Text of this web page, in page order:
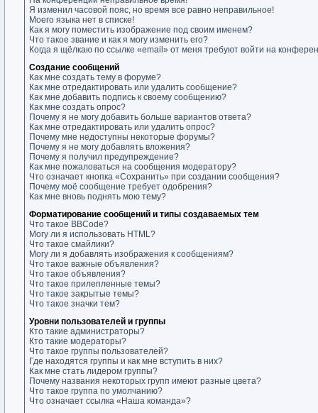
Я изменил часовой пояс, но время все равно неправильное!
Моего языка нет в списке!
Как я могу поместить изображение под своим именем?
Что такое звание и как я могу изменить его?
Когда я щёлкаю по ссылке «email» от меня требуют войти на
Создание сообщений
Как мне создать тему в форуме?
Как мне отредактировать или удалить сообщение?
Как мне добавить подпись к своему сообщению?
Как мне создать опрос?
Почему я не могу добавить больше вариантов ответа?
Как мне отредактировать или удалить опрос?
Почему мне недоступны некоторые форумы?
Почему я не могу добавлять вложения?
Почему я получил предупреждение?
Как мне пожаловаться на сообщения модератору?
Что означает кнопка «Сохранить» при создании сообщения?
Почему моё сообщение требует одобрения?
Как мне вновь поднять мою тему?
Форматирование сообщений и типы создаваемых тем
Что такое BBCode?
Могу ли я использовать HTML?
Что такое смайлики?
Могу ли я добавлять изображения к сообщениям?
Что такое важные объявления?
Что такое объявления?
Что такое прилепленные темы?
Что такое закрытые темы?
Что такое значки тем?
Уровни пользователей и группы
Кто такие администраторы?
Кто такие модераторы?
Что такое группы пользователей?
Где находятся группы и как мне вступить в них?
Как мне стать лидером группы?
Почему названия некоторых групп имеют разные цвета?
Что такое группа по умолчанию?
Что означает ссылка «Наша команда»?